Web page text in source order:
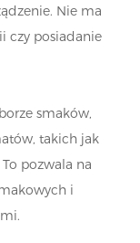
Nie ma
czy posiadanie
smaków,
takich jak
pozwala na
i